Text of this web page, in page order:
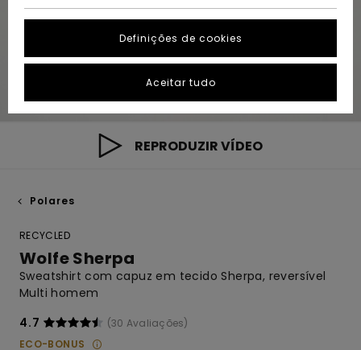
REPRODUZIR VÍDEO
Polares
RECYCLED
Wolfe Sherpa
Sweatshirt com capuz em tecido Sherpa, reversível
Multi homem
4.7
(30 Avaliações)
ECO-BONUS
Definições de cookies
Aceitar tudo